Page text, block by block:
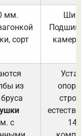
мм.
сорт
из
с